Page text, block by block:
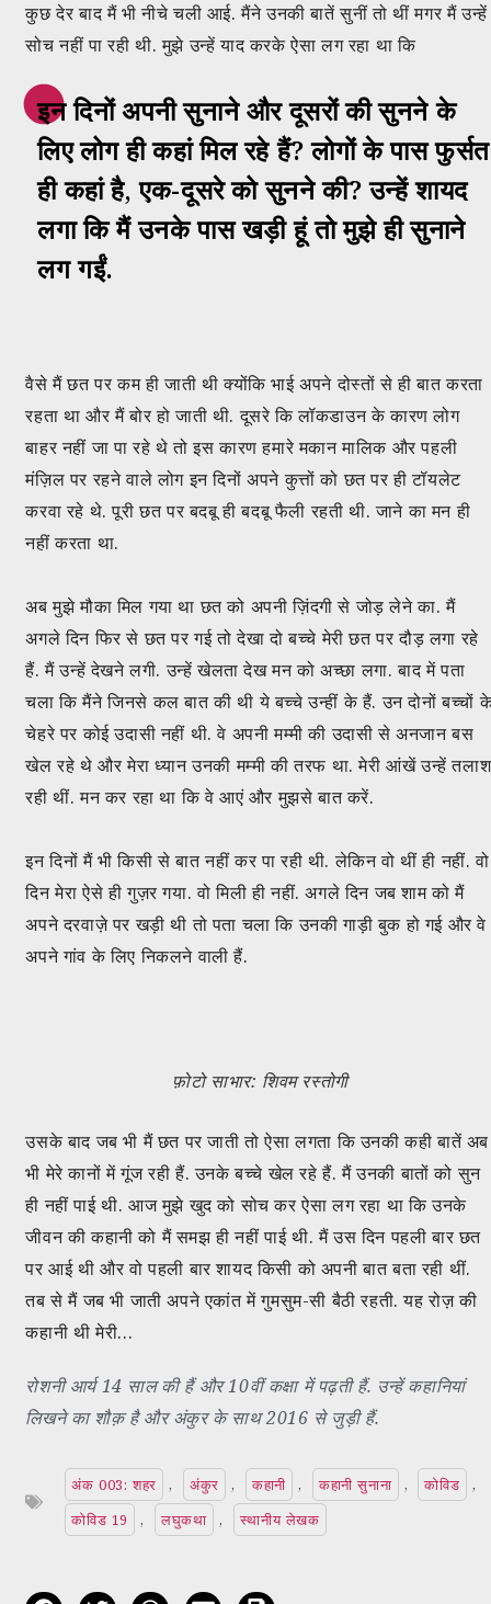
कुछ देर बाद मैं भी नीचे चली आई. मैंने उनकी बातें सुनीं तो थीं मगर मैं उन्हें
सोच नहीं पा रही थी. मुझे उन्हें याद करके ऐसा लग रहा था कि
इन दिनों अपनी सुनाने और दूसरों की सुनने के
लिए लोग ही कहां मिल रहे हैं? लोगों के पास फुर्सत
ही कहां है, एक-दूसरे को सुनने की? उन्हें शायद
लगा कि मैं उनके पास खड़ी हूं तो मुझे ही सुनाने
लग गईं.
वैसे मैं छत पर कम ही जाती थी क्योंकि भाई अपने दोस्तों से ही बात करता
रहता था और मैं बोर हो जाती थी. दूसरे कि लॉकडाउन के कारण लोग
बाहर नहीं जा पा रहे थे तो इस कारण हमारे मकान मालिक और पहली
मंज़िल पर रहने वाले लोग इन दिनों अपने कुत्तों को छत पर ही टॉयलेट
करवा रहे थे. पूरी छत पर बदबू ही बदबू फैली रहती थी. जाने का मन ही
नहीं करता था.
अब मुझे मौका मिल गया था छत को अपनी ज़िंदगी से जोड़ लेने का. मैं
अगले दिन फिर से छत पर गई तो देखा दो बच्चे मेरी छत पर दौड़ लगा रहे
हैं. मैं उन्हें देखने लगी. उन्हें खेलता देख मन को अच्छा लगा. बाद में पता
चला कि मैंने जिनसे कल बात की थी ये बच्चे उन्हीं के हैं. उन दोनों बच्चों
चेहरे पर कोई उदासी नहीं थी. वे अपनी मम्मी की उदासी से अनजान बस
खेल रहे थे और मेरा ध्यान उनकी मम्मी की तरफ था. मेरी आंखें उन्हें तलाश
रही थीं. मन कर रहा था कि वे आएं और मुझसे बात करें.
इन दिनों मैं भी किसी से बात नहीं कर पा रही थी. लेकिन वो थीं ही नहीं. वो
दिन मेरा ऐसे ही गुज़र गया. वो मिली ही नहीं. अगले दिन जब शाम को मैं
अपने दरवाज़े पर खड़ी थी तो पता चला कि उनकी गाड़ी बुक हो गई और वे
अपने गांव के लिए निकलने वाली हैं.
फ़ोटो साभार: शिवम रस्तोगी
उसके बाद जब भी मैं छत पर जाती तो ऐसा लगता कि उनकी कही बातें अब
भी मेरे कानों में गूंज रही हैं. उनके बच्चे खेल रहे हैं. मैं उनकी बातों को सुन
ही नहीं पाई थी. आज मुझे खुद को सोच कर ऐसा लग रहा था कि उनके
जीवन की कहानी को मैं समझ ही नहीं पाई थी. मैं उस दिन पहली बार छत
पर आई थी और वो पहली बार शायद किसी को अपनी बात बता रही थीं.
तब से मैं जब भी जाती अपने एकांत में गुमसुम-सी बैठी रहती. यह रोज़ की
कहानी थी मेरी…
रोशनी आर्य 14 साल की हैं और 10वीं कक्षा में पढ़ती हैं. उन्हें कहानियां
लिखने का शौक़ है और अंकुर के साथ 2016 से जुड़ी हैं.
अंक 003: शहर , अंकुर , कहानी , कहानी सुनाना , कोविड
,
कोविड 19
, लघुकथा , स्थानीय लेखक